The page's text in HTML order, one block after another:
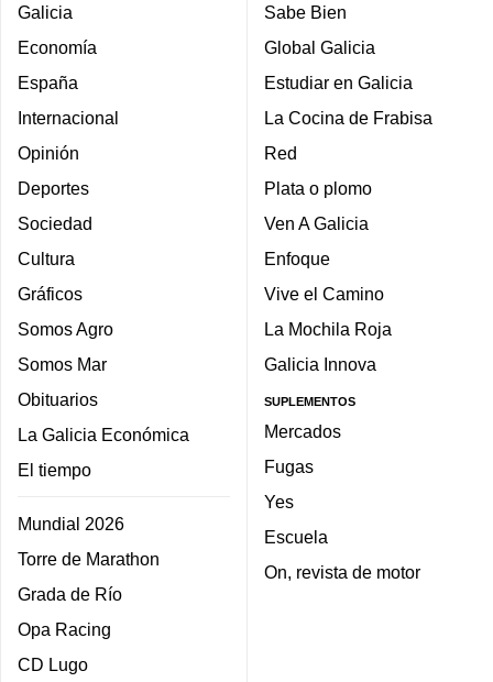
Galicia
Economía
España
Internacional
Opinión
Deportes
Sociedad
Cultura
Gráficos
Somos Agro
Somos Mar
Obituarios
La Galicia Económica
El tiempo
Mundial 2026
Torre de Marathon
Grada de Río
Opa Racing
CD Lugo
Sabe Bien
Global Galicia
Estudiar en Galicia
La Cocina de Frabisa
Red
Plata o plomo
Ven A Galicia
Enfoque
Vive el Camino
La Mochila Roja
Galicia Innova
SUPLEMENTOS
Mercados
Fugas
Yes
Escuela
On, revista de motor